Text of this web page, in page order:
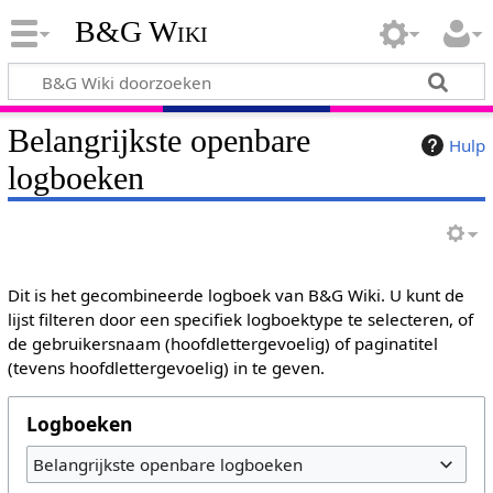
B&G Wiki
Hulp
Belangrijkste openbare
logboeken
Dit is het gecombineerde logboek van B&G Wiki. U kunt de
lijst filteren door een specifiek logboektype te selecteren, of
de gebruikersnaam (hoofdlettergevoelig) of paginatitel
(tevens hoofdlettergevoelig) in te geven.
Logboeken
Belangrijkste openbare logboeken